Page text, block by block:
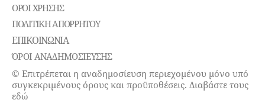
ΌΡΟΙ ΧΡΉΣΗΣ
ΠΟΛΙΤΙΚΉ ΑΠΟΡΡΉΤΟΥ
ΕΠΙΚΟΙΝΩΝΊΑ
ΌΡΟΙ ΑΝΑΔΗΜΟΣΙΕΥΣΗΣ
© Επιτρέπεται η αναδημοσίευση περιεχομένου μόνο υπό
συγκεκριμένους όρους και προϋποθέσεις. Διαβάστε τους
εδώ